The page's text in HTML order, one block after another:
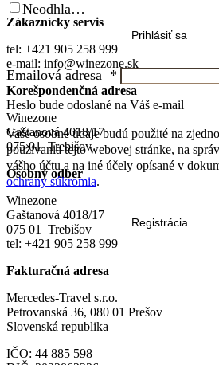
Neodhlasovať ma
Prihlásiť sa
Emailová adresa *
Heslo bude odoslané na Váš e-mail
Vaše osobné údaje budú použité na
používania tejto webovej stránke, na
vášho účtu a na iné účely opísané v
ochrany súkromia.
Registrácia
Zákaznícky servis
tel: +421 905 258 999
e-mail: info@winezone.sk
Korešpondenčná adresa
Winezone
Gaštanová 4018/17
075 01 Trebišov
Osobný odber
Winezone
Gaštanová 4018/17
075 01 Trebišov
tel: +421 905 258 999
Fakturačná adresa
Mercedes-Travel s.r.o.
Petrovanská 36, 080 01 Prešov
Slovenská republika
IČO: 44 885 598